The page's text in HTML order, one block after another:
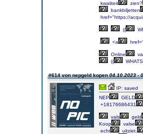
kwaliteit
zien?
bankbiljetten
href="https://
((
<a
Online
((
#614 von nepgeld kopen04.10.2023 -
IP: saved
NEP
GELD
+18176686431
vals
geld
Koop
valse
echt
uitziet.